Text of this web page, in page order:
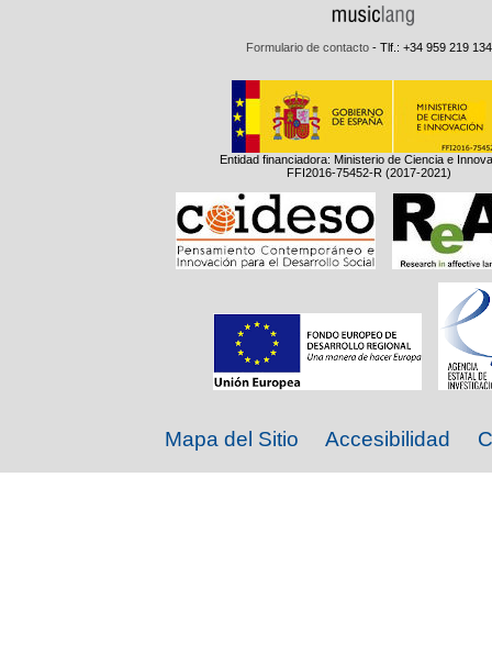
Formulario de contacto - Tlf.: +34 959 219 134
Entidad financiadora: Ministerio de Ciencia e
FFI2016-75452-R (2017-2021)
Mapa del Sitio Accesibilidad